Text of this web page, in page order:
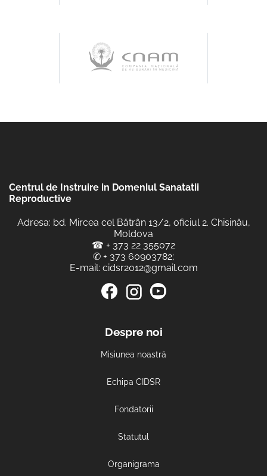
Centrul de Instruire in Domeniul Sanatatii
Reproductive
Adresa: bd. Mircea cel Bătrân 13/2, oficiul 2. Chisinău,
Moldova
☎ + 373 22 355072
✆ + 373 60903782;
E-mail: cidsr2012@gmail.com
Despre noi
Misiunea noastră
Echipa CIDSR
Fondatorii
Statutul
Organigrama